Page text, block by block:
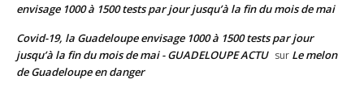
envisage 1000 à 1500 tests par jour jusqu’à la fin du mois de mai
Covid-19, la Guadeloupe envisage 1000 à 1500 tests par jour
jusqu’à la fin du mois de mai - GUADELOUPE ACTU sur Le melon
de Guadeloupe en danger